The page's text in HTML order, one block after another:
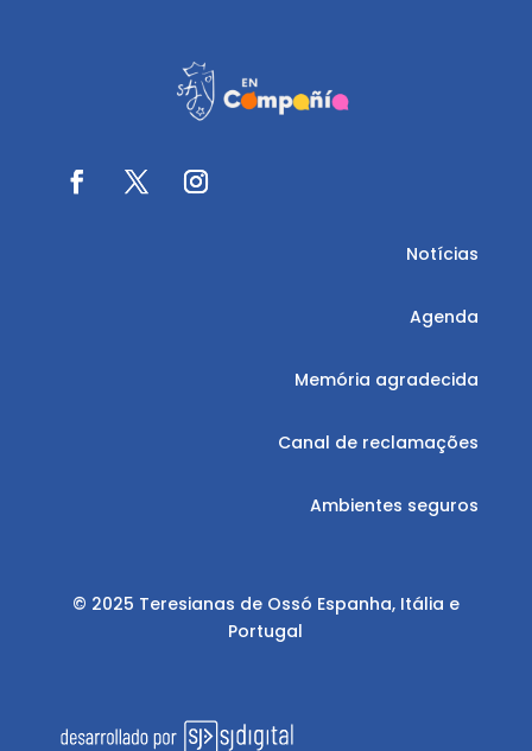
Notícias
Agenda
Memória agradecida
Canal de reclamações
Ambientes seguros
© 2025 Teresianas de Ossó Espanha, Itália e
Portugal